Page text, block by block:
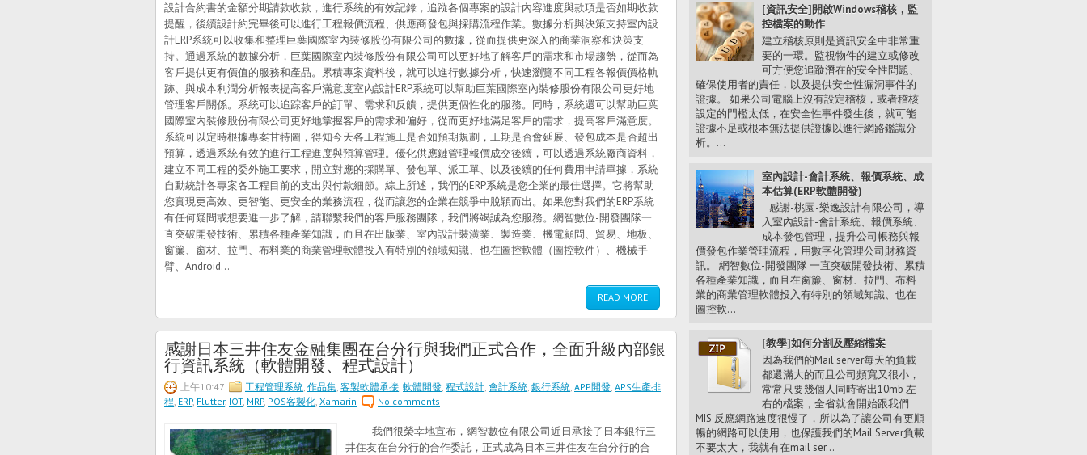
設計合約書的金額分期請款收款，進行系統的有效記錄，追蹤各個專案的設計內容進度與款項是否如期收款
提醒，後續設計約完畢後可以進行工程報價流程、供應商發包與採購流程作業。數據分析與決策支持室內設
計ERP系統可以收集和整理巨葉國際室內裝修股份有限公司的數據，從而提供更深入的商業洞察和決策支
持。通過系統的數據分析，巨葉國際室內裝修股份有限公司可以更好地了解客戶的需求和市場趨勢，從而為
客戶提供更有價值的服務和產品。累積專案資料後，就可以進行數據分析，快速瀏覽不同工程各報價價格軌
跡、與成本利潤分析報表提高客戶滿意度室內設計ERP系統可以幫助巨葉國際室內裝修股份有限公司更好地
管理客戶關係。系統可以追踪客戶的訂單、需求和反饋，提供更個性化的服務。同時，系統還可以幫助巨葉
國際室內裝修股份有限公司更好地掌握客戶的需求和偏好，從而更好地滿足客戶的需求，提高客戶滿意度。
系統可以定時根據專案甘特圖，得知今天各工程施工是否如預期規劃，工期是否會延展、發包成本是否超出
預算，透過系統有效的進行工程進度與預算管理。優化供應鏈管理報價成交後續，可以透過系統廠商資料，
建立不同工程的委外施工要求，開立對應的採購單、發包單、派工單、以及後續的任何費用申請單據，系統
自動統計各專案各工程目前的支出與付款細節。綜上所述，我們的ERP系統是您企業的最佳選擇。它將幫助
您實現更高效、更智能、更安全的業務流程，從而讓您的企業在競爭中脫穎而出。如果您對我們的ERP系統
有任何疑問或想要進一步了解，請聯繫我們的客戶服務團隊，我們將竭誠為您服務。網智數位-開發團隊一
直突破開發技術、累積各種產業知識，而且在出版業、室內設計裝潢業、製造業、機電顧問、貿易、地板、
窗簾、窗材、拉門、布料業的商業管理軟體投入有特別的領域知識、也在圖控軟體（圖控軟件）、機械手
臂、Android...
READ MORE
感謝日本三井住友金融集團在台分行與我們正式合作，全面升級內部銀
行資訊系統（軟體開發、程式設計）
上午10:47 工程管理系統, 作品集, 客製軟體承接, 軟體開發, 程式設計, 會計系統, 銀行系統, APP開發, APS生產排
程, ERP, Flutter, IOT, MRP, POS客製化, Xamarin No comments
我們很榮幸地宣布，網智數位有限公司近日承接了日本銀行三
井住友在台分行的合作委託，正式成為日本三井住友在台分行的合
[資訊安全]開啟Windows稽核，監
控檔案的動作
建立稽核原則是資訊安全中非常重
要的一環。監視物件的建立或修改
可方便您追蹤潛在的安全性問題、
確保使用者的責任，以及提供安全性漏洞事件的
證據。 如果公司電腦上沒有設定稽核，或者稽核
設定的門檻太低，在安全性事件發生後，就可能
證據不足或根本無法提供證據以進行網路鑑識分
析。...
室內設計-會計系統、報價系統、成
本估算(ERP軟體開發)
感謝-桃園-樂逸設計有限公司，導
入室內設計-會計系統、報價系統、
成本發包管理，提升公司帳務與報
價發包作業管理流程，用數字化管理公司財務資
訊。 網智數位-開發團隊 一直突破開發技術、累積
各種產業知識，而且在窗簾、窗材、拉門、布料
業的商業管理軟體投入有特別的領域知識、也在
圖控軟...
[教學]如何分割及壓縮檔案
因為我們的Mail server每天的負載
都還滿大的而且公司頻寬又很小，
常常只要幾個人同時寄出10mb 左
右的檔案，全省就會開始跟我們
MIS 反應網路速度很慢了，所以為了讓公司有更順
暢的網路可以使用，也保護我們的Mail Server負載
不要太大，我就有在mail ser...